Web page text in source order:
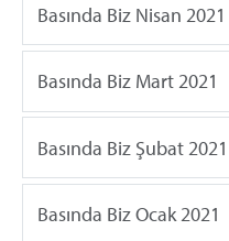
Basında Biz Nisan 2021
Basında Biz Mart 2021
Basında Biz Şubat 2021
Basında Biz Ocak 2021